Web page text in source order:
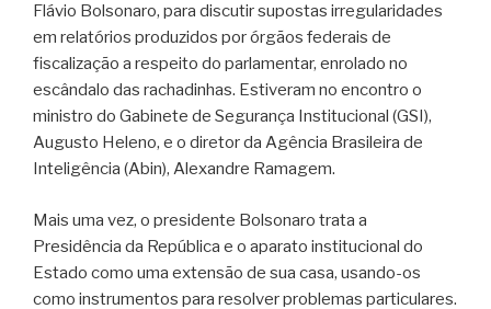
Flávio Bolsonaro, para discutir supostas irregularidades
em relatórios produzidos por órgãos federais de
fiscalização a respeito do parlamentar, enrolado no
escândalo das rachadinhas. Estiveram no encontro o
ministro do Gabinete de Segurança Institucional (GSI),
Augusto Heleno, e o diretor da Agência Brasileira de
Inteligência (Abin), Alexandre Ramagem.
Mais uma vez, o presidente Bolsonaro trata a
Presidência da República e o aparato institucional do
Estado como uma extensão de sua casa, usando-os
como instrumentos para resolver problemas particulares.